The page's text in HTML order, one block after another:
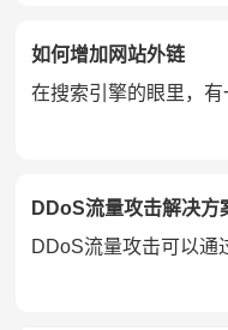
如何增加网站外链
在搜索引擎的眼里，
DDoS流量攻击解决方
DDoS流量攻击可以通